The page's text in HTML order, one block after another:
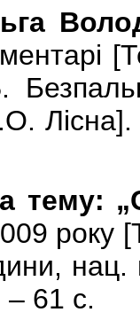
[
Лісна]
тему:
року [
– 61 с.